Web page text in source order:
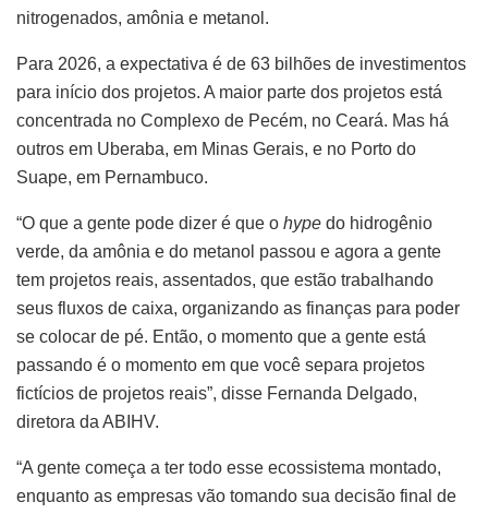
nitrogenados, amônia e metanol.
Para 2026, a expectativa é de 63 bilhões de investimentos
para início dos projetos. A maior parte dos projetos está
concentrada no Complexo de Pecém, no Ceará. Mas há
outros em Uberaba, em Minas Gerais, e no Porto do
Suape, em Pernambuco.
“O que a gente pode dizer é que o hype do hidrogênio
verde, da amônia e do metanol passou e agora a gente
tem projetos reais, assentados, que estão trabalhando
seus fluxos de caixa, organizando as finanças para poder
se colocar de pé. Então, o momento que a gente está
passando é o momento em que você separa projetos
fictícios de projetos reais”, disse Fernanda Delgado,
diretora da ABIHV.
“A gente começa a ter todo esse ecossistema montado,
enquanto as empresas vão tomando sua decisão final de